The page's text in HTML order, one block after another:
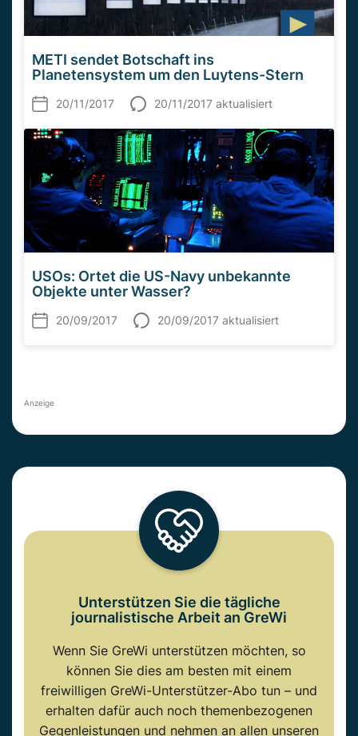
METI sendet Botschaft ins
Planetensystem um den Luytens-Stern
20/11/2017 20/11/2017 aktualisiert
USOs: Ortet die US-Navy unbekannte
Objekte unter Wasser?
20/09/2017 20/09/2017 aktualisiert
Anzeige
Unterstützen Sie die tägliche
journalistische Arbeit an GreWi
Wenn Sie GreWi unterstützen möchten, so
können Sie dies am besten mit einem
freiwilligen GreWi-Unterstützer-Abo tun – und
erhalten dafür auch noch themenbezogenen
Gegenleistungen und nehmen an allen unseren